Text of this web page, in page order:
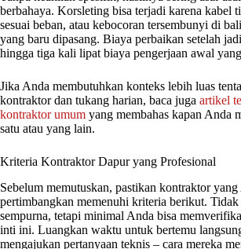
berbahaya. Korsleting bisa terjadi karena kabel
sesuai beban, atau kebocoran tersembunyi di
yang baru dipasang. Biaya perbaikan setelah
hingga tiga kali lipat biaya pengerjaan awal
Jika Anda membutuhkan konteks lebih luas
kontraktor dan tukang harian, baca juga artikel
kontraktor umum yang membahas kapan Anda
satu atau yang lain.
Kriteria Kontraktor Dapur yang Profesional
Sebelum memutuskan, pastikan kontraktor yang
pertimbangkan memenuhi kriteria berikut. Tidak
sempurna, tetapi minimal Anda bisa
inti ini. Luangkan waktu untuk bertemu
mengajukan pertanyaan teknis – cara mereka